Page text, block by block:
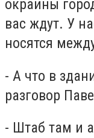
окраины
вас ждут. У
носятся
- А что в
разговор
- Штаб там и